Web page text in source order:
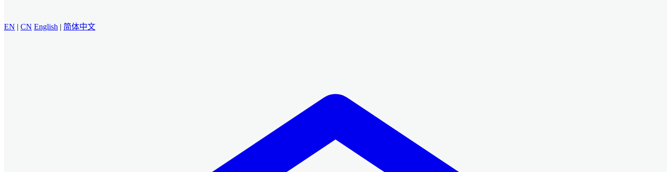
EN | CN English | 简体中文